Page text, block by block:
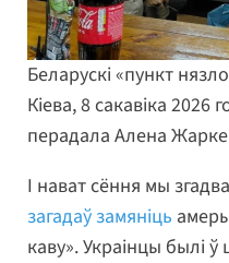
Беларускі «пункт
Кіева, 8 сакавіка 2026
перадала Алена
І нават сёння мы
загадаў замяніць
каву». Украінцы былі